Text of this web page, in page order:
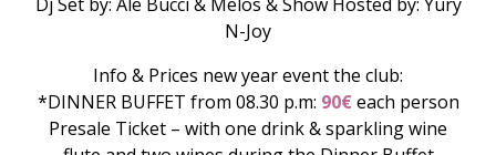
N-Joy
Info & Prices new year event the club:
*DINNER BUFFET from 08.30 p.m: 90€each person
Presale Ticket – with one drink & sparkling wine